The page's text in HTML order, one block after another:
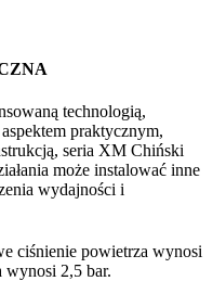
technologią,
praktycznym,
seria XM Chiński
może instalować inne
wydajności i
ciśnienie powietrza wynosi
wynosi 2,5 bar.